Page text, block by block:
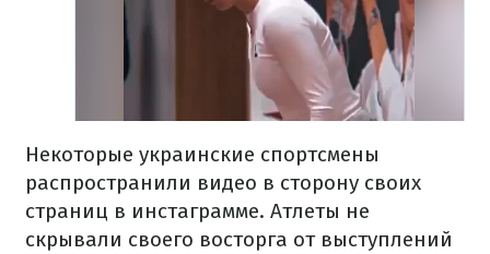
Некоторые украинские спортсмены
распространили видео в сторону своих
страниц в инстаграмме. Атлеты не
скрывали своего восторга от выступлений